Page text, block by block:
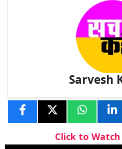
Sarvesh
Click to Watch